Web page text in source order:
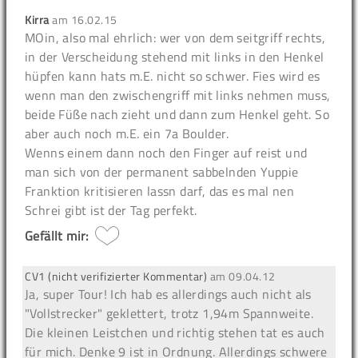
Kirraam 16.02.15
MOin, also mal ehrlich: wer von dem seitgriff rechts,
in der Verscheidung stehend mit links in den Henkel
hüpfen kann hats m.E. nicht so schwer. Fies wird es
wenn man den zwischengriff mit links nehmen muss,
beide Füße nach zieht und dann zum Henkel geht. So
aber auch noch m.E. ein 7a Boulder.
Wenns einem dann noch den Finger auf reist und
man sich von der permanent sabbelnden Yuppie
Franktion kritisieren lassn darf, das es mal nen
Schrei gibt ist der Tag perfekt.
Gefällt mir:
CV1 (nicht verifizierter Kommentar) am09.04.12
Ja, super Tour! Ich hab es allerdings auch nicht als
"Vollstrecker" geklettert, trotz 1,94m Spannweite.
Die kleinen Leistchen und richtig stehen tat es auch
für mich. Denke 9 ist in Ordnung. Allerdings schwere